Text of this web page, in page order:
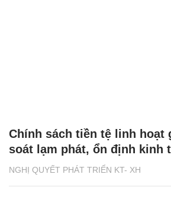
NGHỊ QUYẾT PHÁT TRIỂN KT- XH
Chính sách tiền tệ linh hoạt
soát lạm phát, ổn định kinh